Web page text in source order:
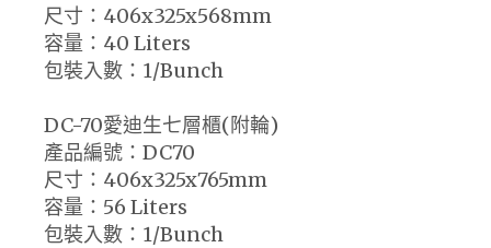
尺寸：406x325x568mm
容量：40 Liters
包裝入數：1/Bunch
DC-70愛迪生七層櫃(附輪)
產品編號：DC70
尺寸：406x325x765mm
容量：56 Liters
包裝入數：1/Bunch